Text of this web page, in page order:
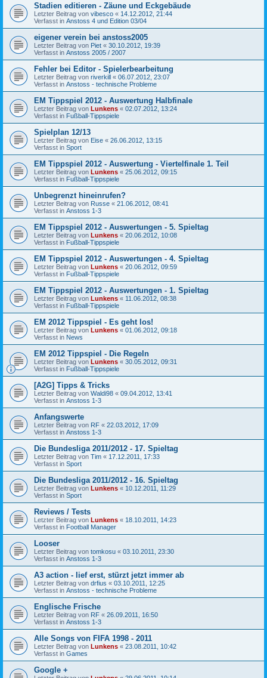
Stadien editieren - Zäune und Eckgebäude
Letzter Beitrag von vibesco « 14.12.2012, 21:44
Verfasst in Anstoss 4 und Edition 03/04
eigener verein bei anstoss2005
Letzter Beitrag von Piet « 30.10.2012, 19:39
Verfasst in Anstoss 2005 / 2007
Fehler bei Editor - Spielerbearbeitung
Letzter Beitrag von riverkill « 06.07.2012, 23:07
Verfasst in Anstoss - technische Probleme
EM Tippspiel 2012 - Auswertung Halbfinale
Letzter Beitrag von Lunkens « 02.07.2012, 13:24
Verfasst in Fußball-Tippspiele
Spielplan 12/13
Letzter Beitrag von Eise « 26.06.2012, 13:15
Verfasst in Sport
EM Tippspiel 2012 - Auswertung - Viertelfinale 1. Teil
Letzter Beitrag von Lunkens « 25.06.2012, 09:15
Verfasst in Fußball-Tippspiele
Unbegrenzt hineinrufen?
Letzter Beitrag von Russe « 21.06.2012, 08:41
Verfasst in Anstoss 1-3
EM Tippspiel 2012 - Auswertungen - 5. Spieltag
Letzter Beitrag von Lunkens « 20.06.2012, 10:08
Verfasst in Fußball-Tippspiele
EM Tippspiel 2012 - Auswertungen - 4. Spieltag
Letzter Beitrag von Lunkens « 20.06.2012, 09:59
Verfasst in Fußball-Tippspiele
EM Tippspiel 2012 - Auswertungen - 1. Spieltag
Letzter Beitrag von Lunkens « 11.06.2012, 08:38
Verfasst in Fußball-Tippspiele
EM 2012 Tippspiel - Es geht los!
Letzter Beitrag von Lunkens « 01.06.2012, 09:18
Verfasst in News
EM 2012 Tippspiel - Die Regeln
Letzter Beitrag von Lunkens « 30.05.2012, 09:31
Verfasst in Fußball-Tippspiele
[A2G] Tipps & Tricks
Letzter Beitrag von Waldi98 « 09.04.2012, 13:41
Verfasst in Anstoss 1-3
Anfangswerte
Letzter Beitrag von RF « 22.03.2012, 17:09
Verfasst in Anstoss 1-3
Die Bundesliga 2011/2012 - 17. Spieltag
Letzter Beitrag von Tim « 17.12.2011, 17:33
Verfasst in Sport
Die Bundesliga 2011/2012 - 16. Spieltag
Letzter Beitrag von Lunkens « 10.12.2011, 11:29
Verfasst in Sport
Reviews / Tests
Letzter Beitrag von Lunkens « 18.10.2011, 14:23
Verfasst in Football Manager
Looser
Letzter Beitrag von tomkosu « 03.10.2011, 23:30
Verfasst in Anstoss 1-3
A3 action - lief erst, stürzt jetzt immer ab
Letzter Beitrag von drfius « 03.10.2011, 12:25
Verfasst in Anstoss - technische Probleme
Englische Frische
Letzter Beitrag von RF « 26.09.2011, 16:50
Verfasst in Anstoss 1-3
Alle Songs von FIFA 1998 - 2011
Letzter Beitrag von Lunkens « 23.08.2011, 10:42
Verfasst in Games
Google +